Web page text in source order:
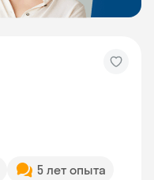
5 лет опыта